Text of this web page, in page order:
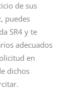
de sus
puedes
SR4 y te
adecuados
en
dichos